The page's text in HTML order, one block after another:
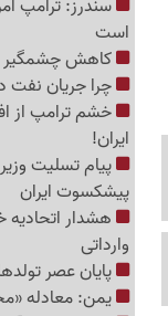
سندرز: ترامپ
است
کاهش چشمگیر 88 درصدی آتش‌سوزی در مناطق محیط‌زیستی
چرا جریان نفت
خشم ترامپ از
ایران!
پیام تسلیت
پیشکسوت ایران
هشدار اتحادیه
وارداتی
پایان عصر
یمن: معادله